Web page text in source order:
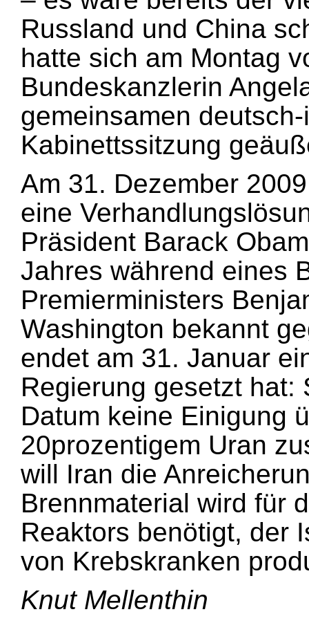
Russland und China
hatte sich am Montag
Bundeskanzlerin
gemeinsamen
Kabinettssitzung
Am 31. Dezember
eine
Präsident Barack
Jahres während eines
Premierministers
Washington bekannt
endet am 31. Januar
Regierung gesetzt hat:
Datum keine Einigung
20prozentigem Uran
will Iran die
Brennmaterial wird für
Reaktors benötigt, der
von Krebskranken
Knut Mellenthin